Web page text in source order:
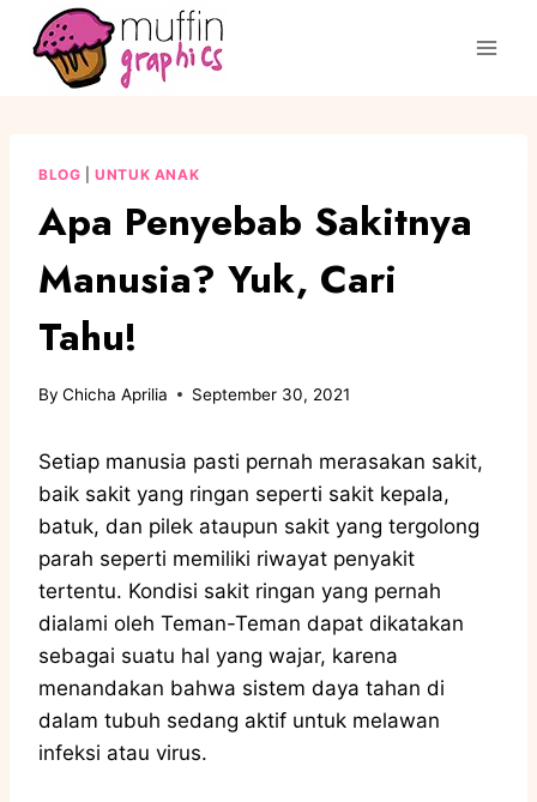
BLOG |UNTUK ANAK
Apa Penyebab Sakitnya
Manusia? Yuk, Cari
Tahu!
By Chicha Aprilia September 30, 2021
Setiap manusia pasti pernah merasakan sakit,
baik sakit yang ringan seperti sakit kepala,
batuk, dan pilek ataupun sakit yang tergolong
parah seperti memiliki riwayat penyakit
tertentu. Kondisi sakit ringan yang pernah
dialami oleh Teman-Teman dapat dikatakan
sebagai suatu hal yang wajar, karena
menandakan bahwa sistem daya tahan di
dalam tubuh sedang aktif untuk melawan
infeksi atau virus.